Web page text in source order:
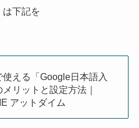
は下記を
使える「Google日本語入
メリットと設定方法｜
アットダイム